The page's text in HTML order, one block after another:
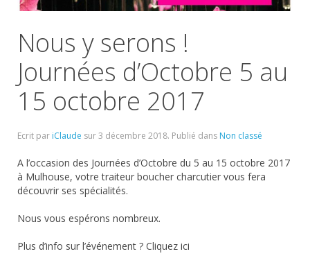
Nous y serons !
Journées d’Octobre 5 au
15 octobre 2017
Ecrit par iClaude sur3 décembre 2018. Publié dans Non classé
A l’occasion des Journées d’Octobre du 5 au 15 octobre 2017
à Mulhouse, votre traiteur boucher charcutier vous fera
découvrir ses spécialités.
Nous vous espérons nombreux.
Plus d’info sur l’événement ? Cliquez ici